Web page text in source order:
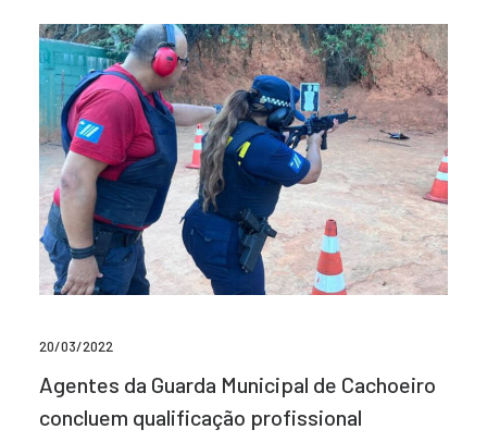
20/03/2022
Agentes da Guarda Municipal de Cachoeiro
concluem qualificação profissional